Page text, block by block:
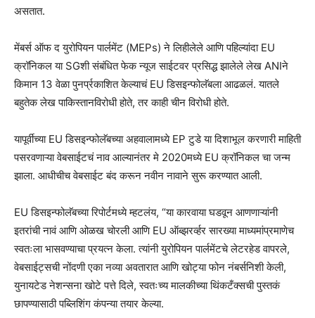
असतात.
मेंबर्स ऑफ द युरोपियन पार्लमेंट (MEPs) ने लिहीलेले आणि पहिल्यांदा EU
क्रॉनिकल या SGशी संबंधित फेक न्यूज साईटवर प्रसिद्ध झालेले लेख ANIने
किमान 13 वेळा पुनर्प्रकाशित केल्याचं EU डिसइन्फोलॅबला आढळलं. यातले
बहुतेक लेख पाकिस्तानविरोधी होते, तर काही चीन विरोधी होते.
यापूर्वीच्या EU डिसइन्फोलॅबच्या अहवालामध्ये EP टुडे या दिशाभूल करणारी माहिती
पसरवणाऱ्या वेबसाईटचं नाव आल्यानंतर मे 2020मध्ये EU क्रॉनिकल चा जन्म
झाला. आधीचीच वेबसाईट बंद करून नवीन नावाने सुरू करण्यात आली.
EU डिसइन्फोलॅबच्या रिपोर्टमध्ये म्हटलंय, “या कारवाया घडवून आणणाऱ्यांनी
इतरांची नावं आणि ओळख चोरली आणि EU ऑब्झरर्व्हर सारख्या माध्यमांप्रमाणेच
स्वतःला भासवण्याचा प्रयत्न केला. त्यांनी युरोपियन पार्लमेंटचे लेटरहेड वापरले,
वेबसाईट्सची नोंदणी एका नव्या अवतारात आणि खोट्या फोन नंबर्सनिशी केली,
युनायटेड नेशन्सना खोटे पत्ते दिले, स्वतःच्य मालकीच्या थिंकटँक्सची पुस्तकं
छापण्यासाठी पब्लिशिंग कंपन्या तयार केल्या.